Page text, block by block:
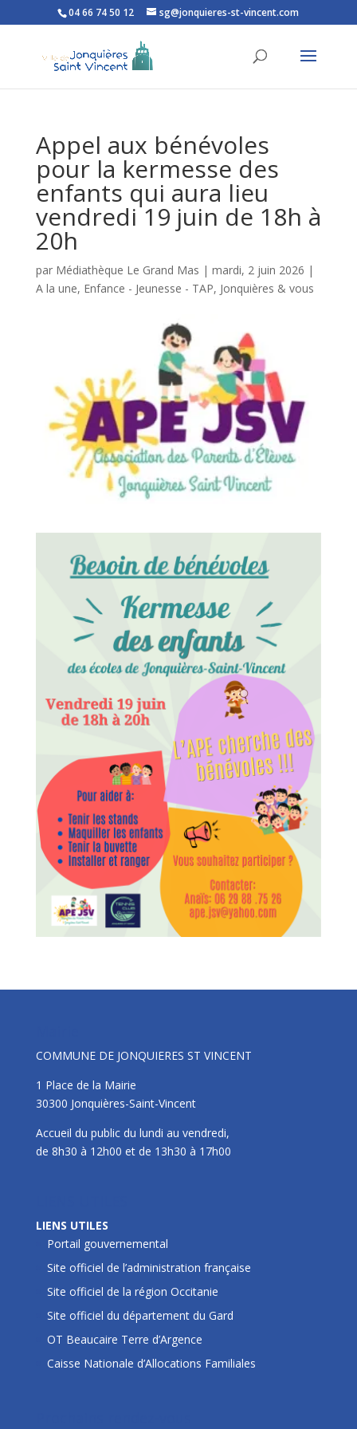
Ouvrir la barre d’outils
04 66 74 50 12 sg@jonquieres-st-vincent.com
Appel aux bénévoles
pour la kermesse des
enfants qui aura lieu
vendredi 19 juin de 18h à
20h
par Médiathèque Le Grand Mas | mardi, 2 juin 2026 |
A la une, Enfance - Jeunesse - TAP, Jonquières & vous
COMMUNE DE JONQUIERES ST VINCENT
1 Place de la Mairie
30300 Jonquières-Saint-Vincent
Accueil du public du lundi au vendredi,
de 8h30 à 12h00 et de 13h30 à 17h00
LIENS UTILES
Portail gouvernemental
Site officiel de l’administration française
Site officiel de la région Occitanie
Site officiel du département du Gard
OT Beaucaire Terre d’Argence
Caisse Nationale d’Allocations Familiales